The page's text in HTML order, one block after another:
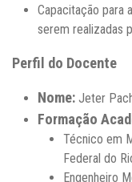
Capacitação para
serem realizadas
Perfil do Docente
Nome: Jeter
Formação
Técnico em
Federal do
Engenheiro